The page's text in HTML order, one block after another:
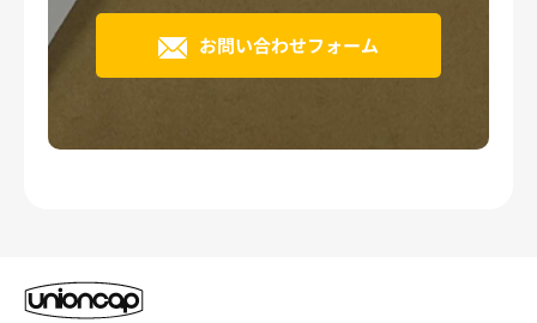
お問い合わせフォーム